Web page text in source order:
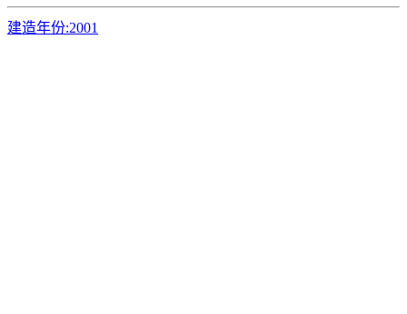
建造年份:2001